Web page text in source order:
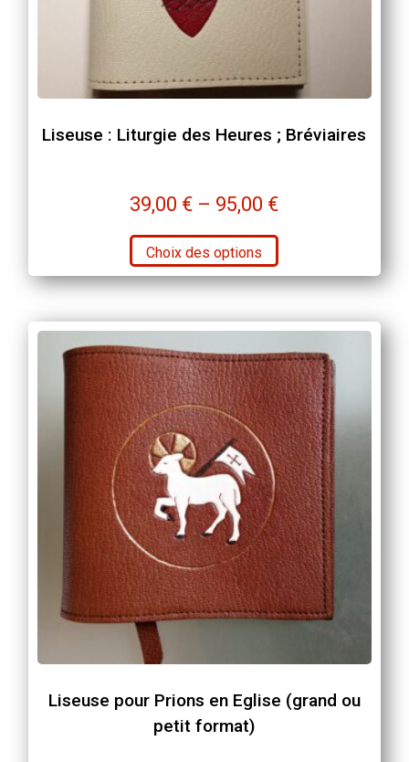
Liseuse : Liturgie des Heures ; Bréviaires
39,00 € – 95,00 €
Choix des options
Ce
produit
a
variations.
Les
options
peuvent
être
choisies
sur
la
page
du
produit
Liseuse pour Prions en Eglise (grand ou
petit format)